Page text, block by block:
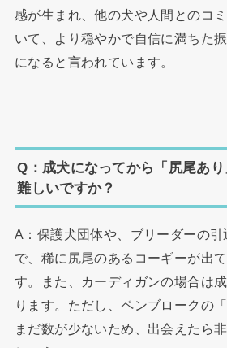
感が生まれ、他の犬や人間とのコ
いて、より穏やかで自信に満ちた
になると言われています。
Q：成犬になってから「尻尾あ
難しいですか？
A：保護犬団体や、ブリーダーの
で、稀に尻尾のあるコーギーが出
す。また、カーディガンの場合は
ります。ただし、ペンブロークの
まだ数が少ないため、出会えたら